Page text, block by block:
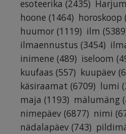
esoteerika (2435)
hoone (1464) horoskoop
huumor (1119) ilm
ilmaennustus (3454)
inimene (489) iseloom
kuufaas (557) kuupäev
käsiraamat (6709) lumi
maja (1193) mälumäng
nimepäev (6877) nimi
nädalapäev (743)